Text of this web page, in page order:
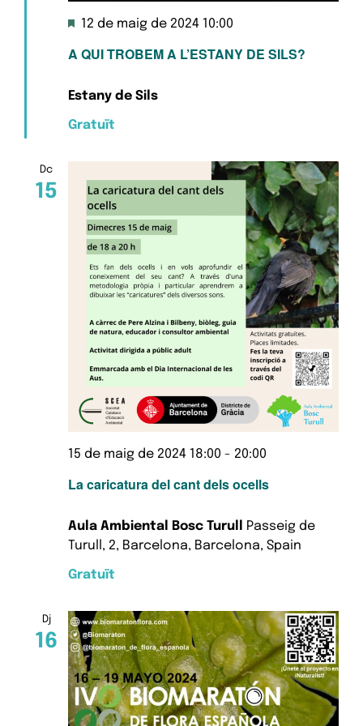
A QUI TROBEM A L’ESTANY DE SILS?
Destacats
12 de maig de 2024 10:00
Estany de Sils
Gratuït
Dc
15
La caricatura del cant dels ocells
15 de maig de 2024 18:00 - 20:00
Aula Ambiental Bosc Turull
Passeig de
Turull, 2, Barcelona, Barcelona, Spain
Gratuït
Dj
16